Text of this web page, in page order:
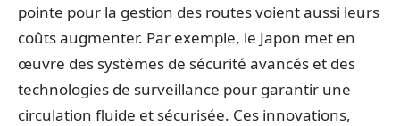
pointe pour la gestion des routes voient aussi leurs
coûts augmenter. Par exemple, le Japon met en
œuvre des systèmes de sécurité avancés et des
technologies de surveillance pour garantir une
circulation fluide et sécurisée. Ces innovations,